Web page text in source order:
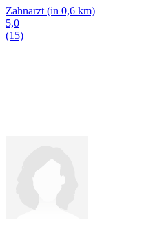
Zahnarzt (in 0,6 km)
5,0
(15)